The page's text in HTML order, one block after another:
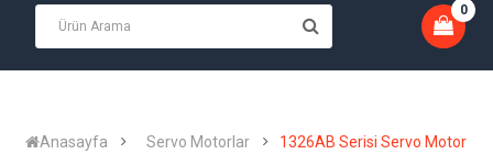
0
Anasayfa Servo Motorlar 1326AB Serisi Servo Motor